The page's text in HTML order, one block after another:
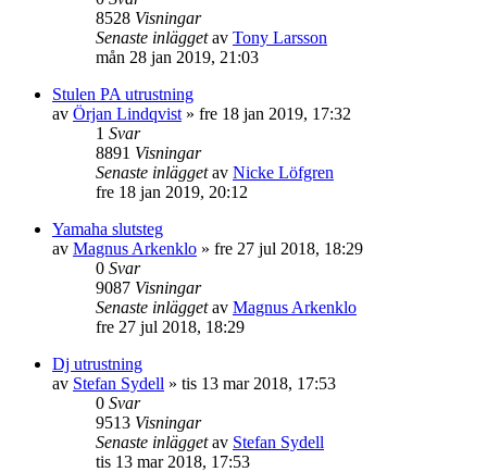
8528 Visningar
Senaste inläggetav Tony Larsson
mån 28 jan 2019, 21:03
Stulen PA utrustning
av Örjan Lindqvist » fre 18 jan 2019, 17:32
1 Svar
8891 Visningar
Senaste inläggetav Nicke Löfgren
fre 18 jan 2019, 20:12
Yamaha slutsteg
av Magnus Arkenklo » fre 27 jul 2018, 18:29
0 Svar
9087 Visningar
Senaste inläggetav Magnus Arkenklo
fre 27 jul 2018, 18:29
Dj utrustning
av Stefan Sydell » tis 13 mar 2018, 17:53
0 Svar
9513 Visningar
Senaste inläggetav Stefan Sydell
tis 13 mar 2018, 17:53